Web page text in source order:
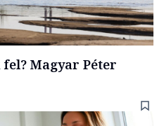
Magyar Péter